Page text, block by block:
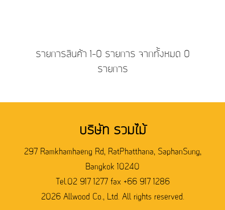
รายการสินค้า 1-0 รายการ จากทั้งหมด 0
รายการ
บริษัท รวมไม้
297 Ramkhamhaeng Rd, RatPhatthana, SaphanSung,
Bangkok 10240
Tel.02 917 1277 fax +66 917 1286
2026 Allwood Co., Ltd. All rights reserved.